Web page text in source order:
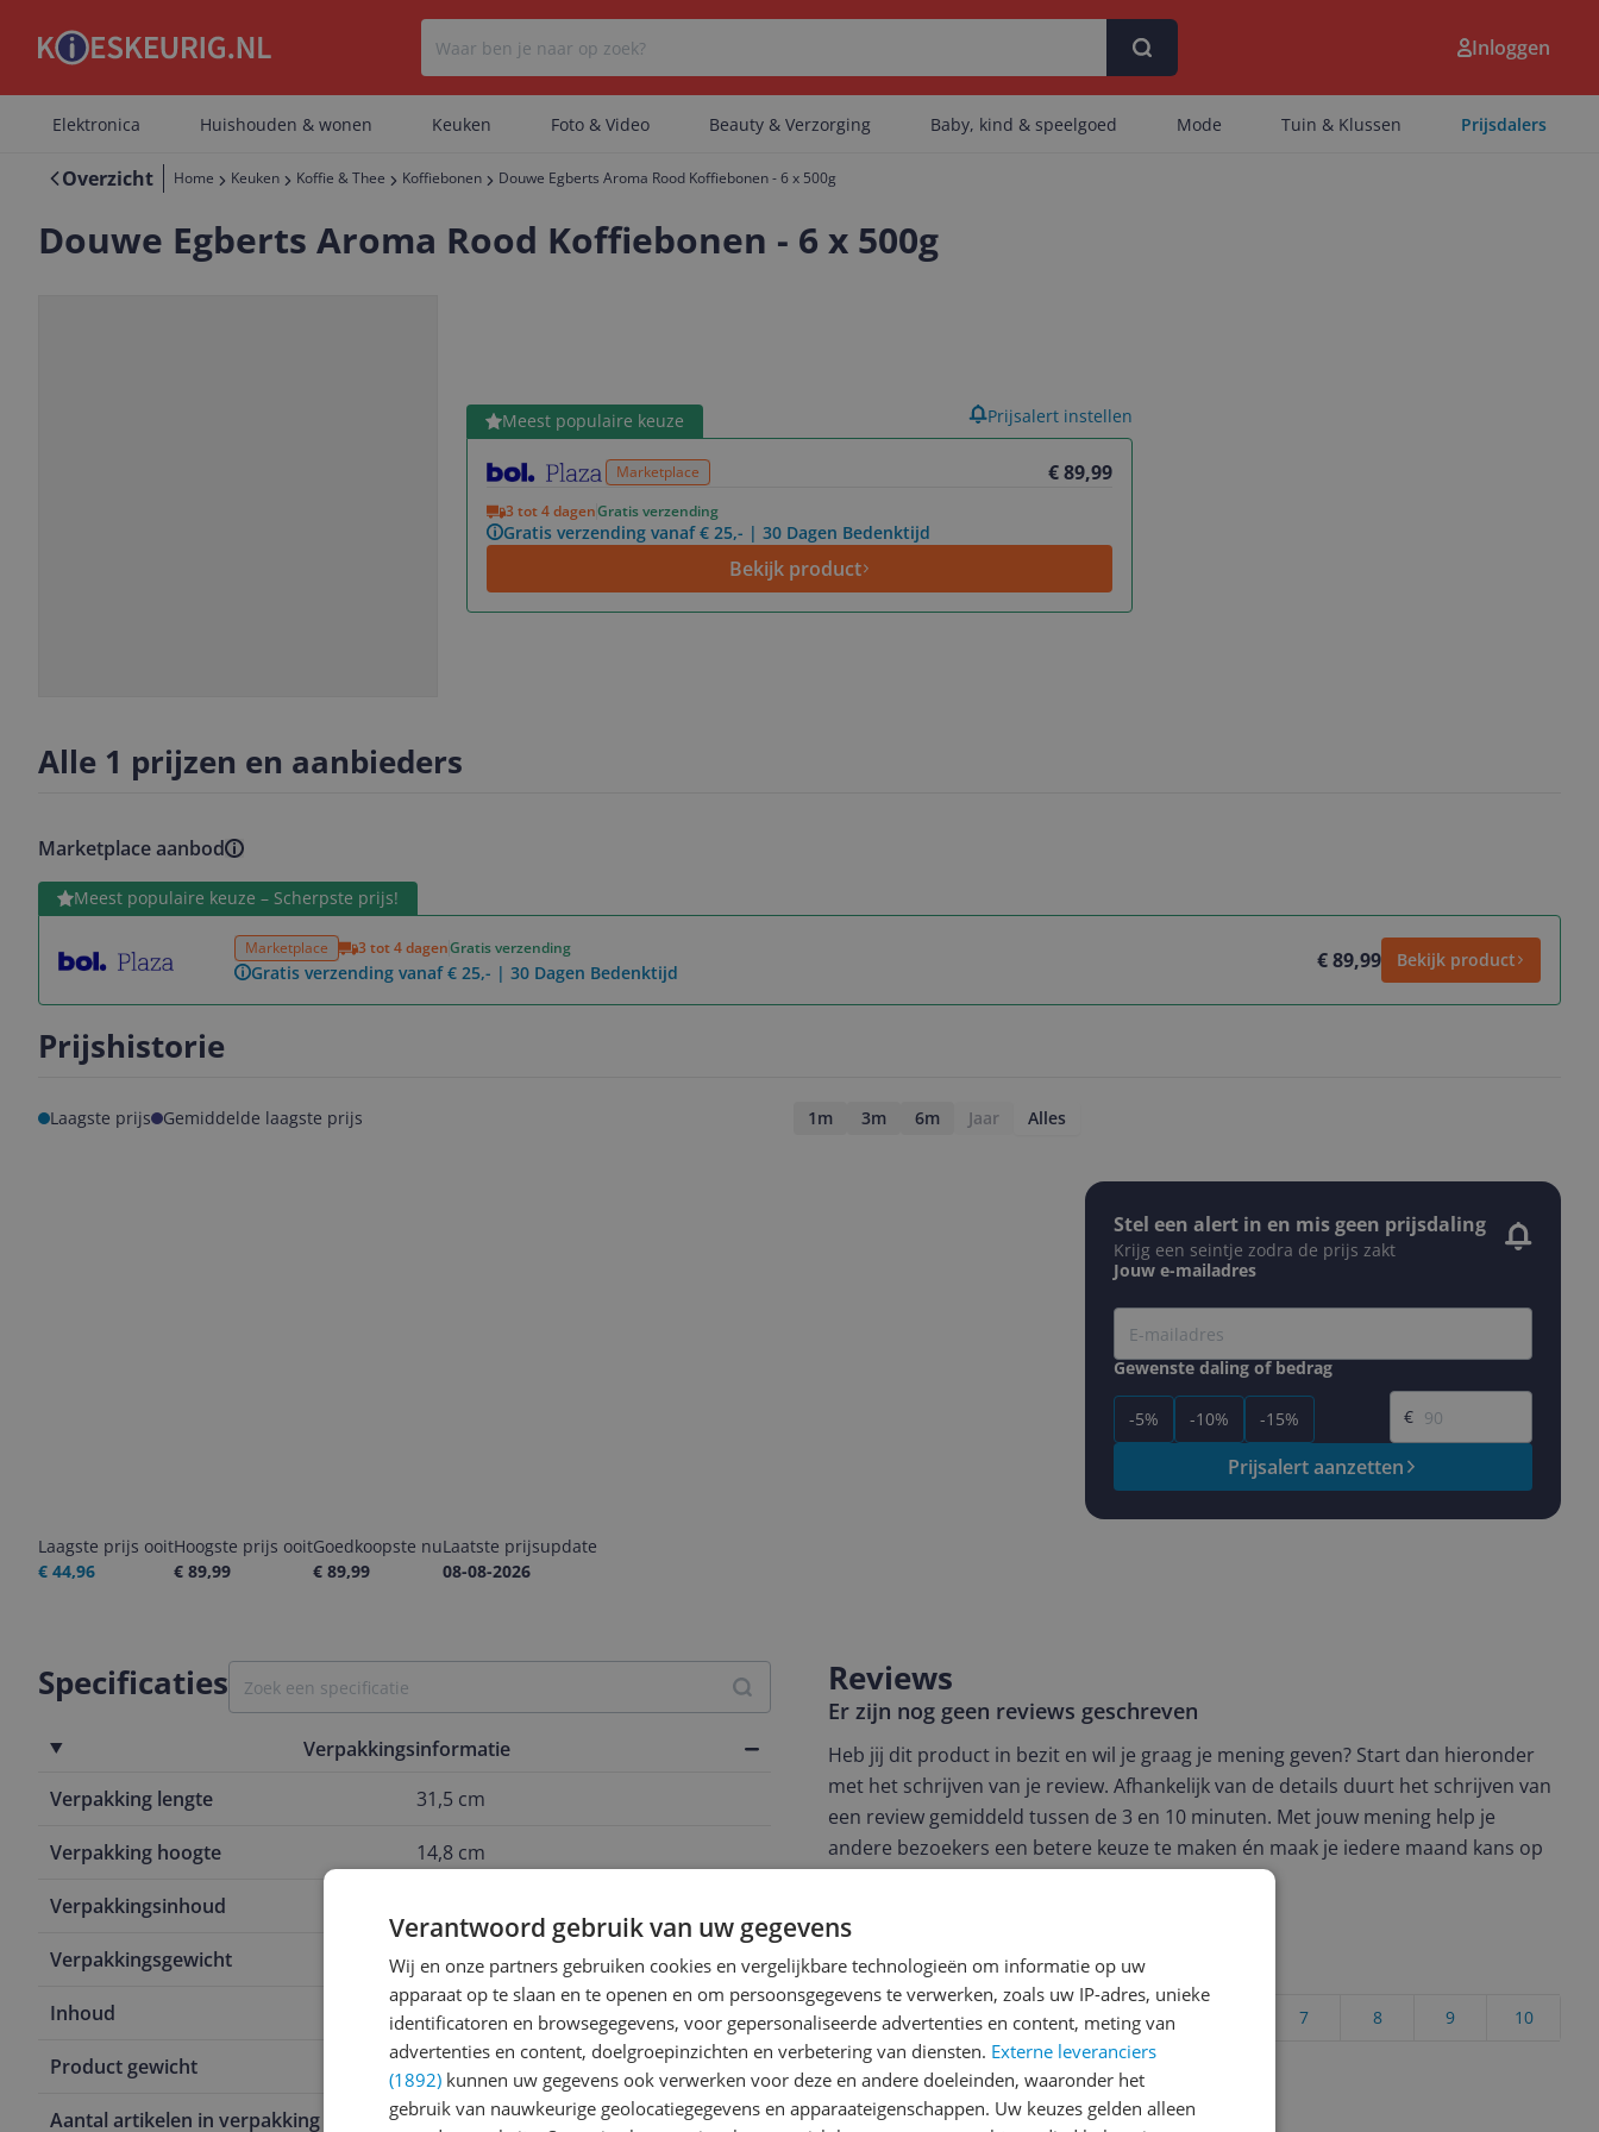
Er zijn geen categorieën gevonden.
Er zijn geen artikelen gevonden.
Inloggen
Elektronica Huishouden & wonen Keuken Foto & Video Beauty & Verzorging Baby, kind & speelgoed Mode Tuin & Klussen Prijsdalers
Overzicht Home Keuken Koffie & Thee Koffiebonen Douwe Egberts Aroma Rood Koffiebonen - 6 x 500g
Douwe Egberts Aroma Rood Koffiebonen - 6 x 500g
Meest populaire keuze
Marketplace € 89,99
3 tot 4 dagenGratis verzending
Gratis verzending vanaf € 25,- | 30 Dagen Bedenktijd
Bekijk product
Bekijk product Prijsalert instellen
Alle 1 prijzen en aanbieders
Marketplace aanbod
Meest populaire keuze – Scherpste prijs!
Marketplace 3 tot 4 dagenGratis verzending
Gratis verzending vanaf € 25,- | 30 Dagen Bedenktijd € 89,99 Bekijk product
Bekijk product
Prijshistorie
Laagste prijs Gemiddelde laagste prijs 1m 3m 6m Jaar Alles
Laagste prijs ooit
€ 44,96
Hoogste prijs ooit
€ 89,99
Goedkoopste nu
€ 89,99
Laatste prijsupdate
08-08-2026
Stel een alert in en mis geen prijsdaling
Krijg een seintje zodra de prijs zakt
Jouw e-mailadres
Gewenste daling of bedrag
-5% -10% -15%
Gewenste prijs
€
Prijsalert aanzetten
Specificaties
Verpakkingsinformatie
Verpakking lengte
31,5 cm
Verpakking hoogte 14,8 cm
Verpakkingsinhoud
Verpakkingsgewicht 3,23 kg
Inhoud 500 g
Product gewicht 500 g
Aantal artikelen in verpakking 6 stuk
Reviews
Er zijn nog geen reviews geschreven
Heb jij dit product in bezit en wil je graag je mening geven? Start dan hieronder
met het schrijven van je review. Afhankelijk van de details duurt het schrijven van
een review gemiddeld tussen de 3 en 10 minuten. Met jouw mening help je
andere bezoekers een betere keuze te maken én maak je iedere maand kans op
Cijfer
Welk cijfer geef jij dit product?
10
9
8
7
5
4
3
2
1
Vraag 1 van 4
Verantwoord gebruik van uw gegevens
Wij en onze partners gebruiken cookies en vergelijkbare technologieën om informatie op uw
apparaat op te slaan en te openen en om persoonsgegevens te verwerken, zoals uw IP-adres, unieke
identificatoren en browsegegevens, voor gepersonaliseerde advertenties en content, meting van
advertenties en content, doelgroepinzichten en verbetering van diensten. Externe leveranciers
(1892) kunnen uw gegevens ook verwerken voor deze en andere doeleinden, waaronder het
gebruik van nauwkeurige geolocatiegegevens en apparaateigenschappen. Uw keuzes gelden alleen